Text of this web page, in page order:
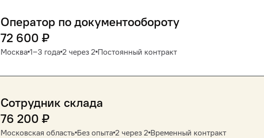
Оператор по документообороту
72 600 ₽
Москва 1‒3 года 2 через 2 Постоянный контракт
Сотрудник склада
76 200 ₽
Московская область Без опыта 2 через 2 Временный контракт